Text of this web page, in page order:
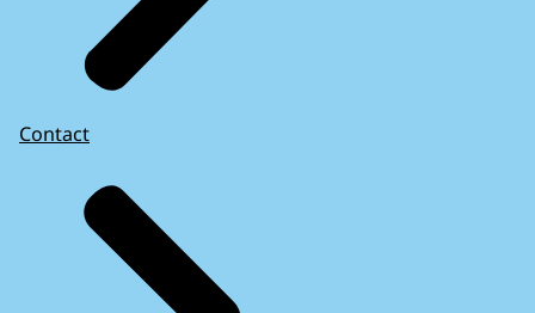
Contact